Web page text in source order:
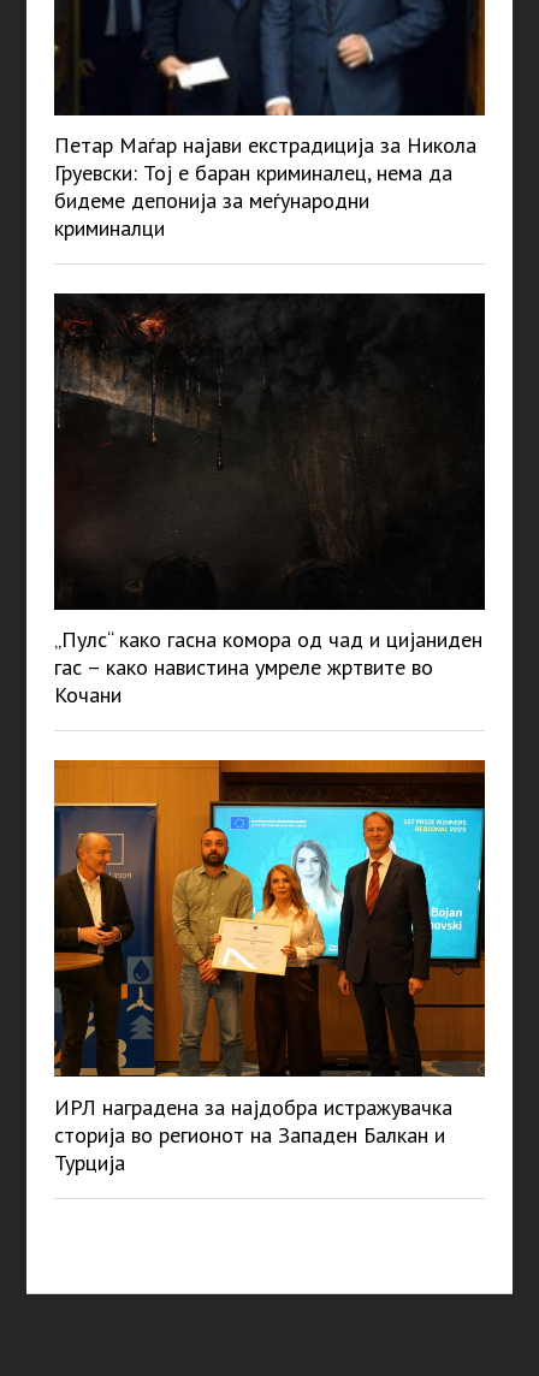
Петар Маѓар најави екстрадиција за Никола
Груевски: Тој е баран криминалец, нема да
бидеме депонија за меѓународни
криминалци
„Пулс“ како гасна комора од чад и цијаниден
гас – како навистина умреле жртвите во
Кочани
ИРЛ наградена за најдобра истражувачка
сторија во регионот на Западен Балкан и
Турција